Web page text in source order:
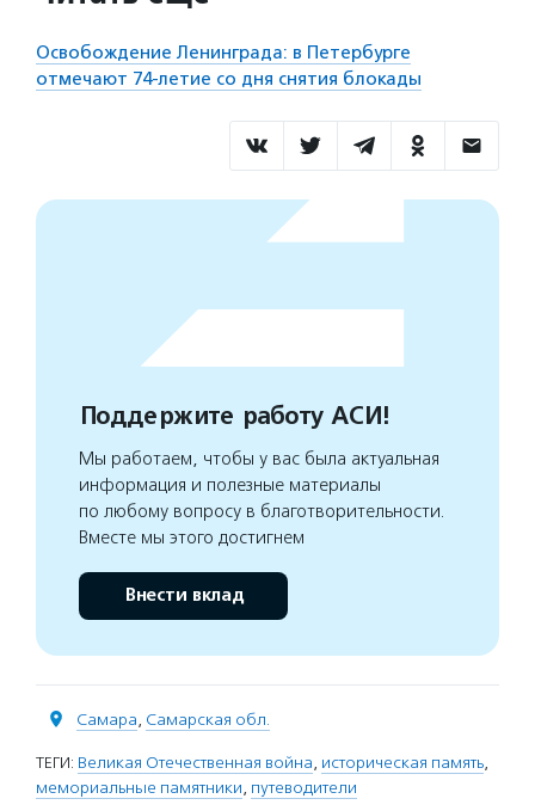
Освобождение Ленинграда: в Петербурге
отмечают 74-летие со дня снятия блокады
Поддержите работу АСИ!
Мы работаем, чтобы у вас была актуальная
информация и полезные материалы
по любому вопросу в благотворительности.
Вместе мы этого достигнем
Внести вклад
Самара, Самарская обл.
ТЕГИ: Великая Отечественная война, историческая память,
мемориальные памятники, путеводители